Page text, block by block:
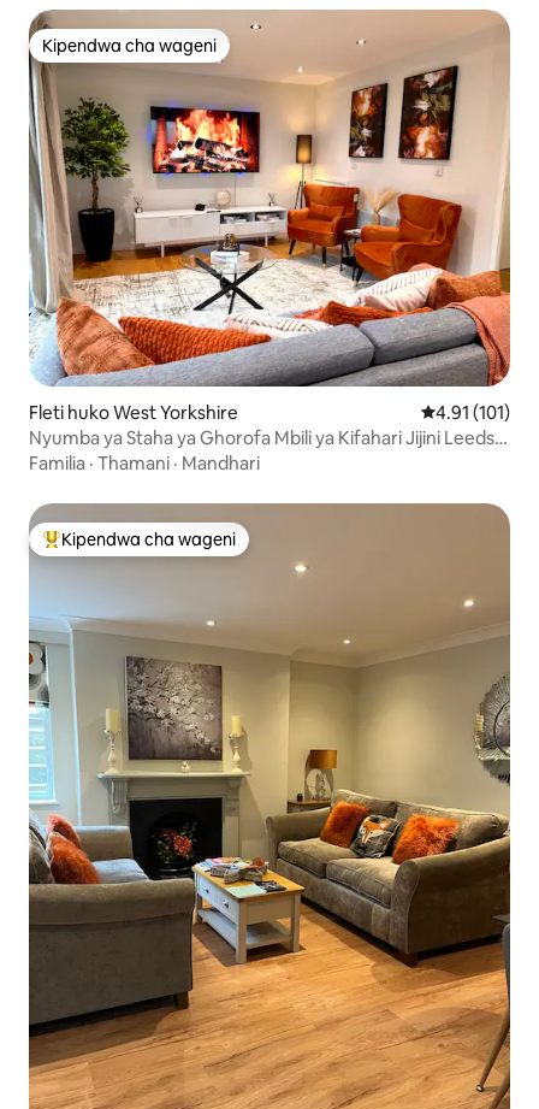
Kipendwa cha wageni
Kipendwa cha wageni
Fleti huko West Yorkshire Ukadiriaji wa
4.91 (101)
Nyumba ya Staha ya Ghorofa Mbili ya Kifahari Jijini Leeds
Maegesho ya Bila Malipo
Familia · Thamani · Mandhari
Kipendwa maarufu cha wageni
Kipendwa cha wageni